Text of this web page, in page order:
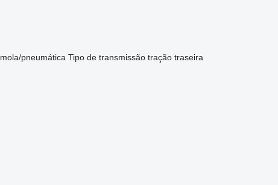
mola/pneumática Tipo de transmissão tração traseira